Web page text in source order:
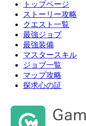
トップページ
ストーリー攻略
クエスト一覧
最強ジョブ
最強装備
マスタースキル
ジョブ一覧
マップ攻略
探求心の証